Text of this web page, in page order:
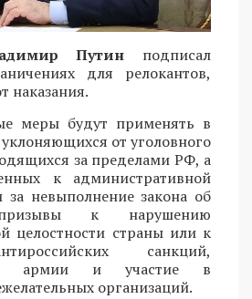
Путин подписал
для релокантов,
наказания.
меры будут применять в
от уголовного
за пределами РФ, а
к административной
за невыполнение закона об
призывы к нарушению
целостности страны или к
санкций,
армии и участие в
организаций.